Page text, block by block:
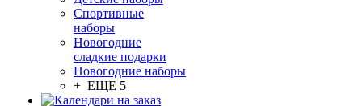
Спортивные
наборы
Новогодние
сладкие подарки
Новогодние наборы
+ ЕЩЕ 5